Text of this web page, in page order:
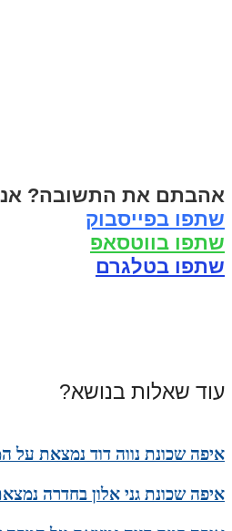
אהבתם את התשובה?
שתפו בפייסבוק
שתפו בווטסאפ
שתפו בטלגרם
עוד שאלות בנושא?
איפה שכונת נווה דוד נמצאת על
איפה שכונת גני אלון בחדרה